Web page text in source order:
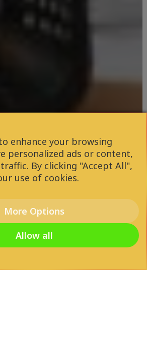
enhance your browsing
personalized ads or content,
By clicking "Accept All",
use of cookies.
More Options
Allow all